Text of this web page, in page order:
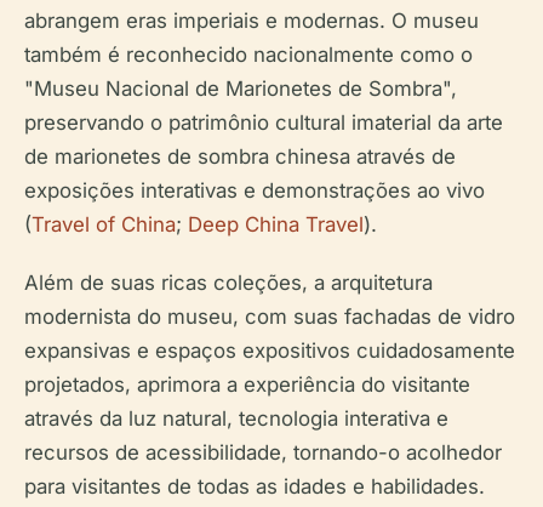
abrangem eras imperiais e modernas. O museu
também é reconhecido nacionalmente como o
"Museu Nacional de Marionetes de Sombra",
preservando o patrimônio cultural imaterial da arte
de marionetes de sombra chinesa através de
exposições interativas e demonstrações ao vivo
(Travel of China; Deep China Travel).
Além de suas ricas coleções, a arquitetura
modernista do museu, com suas fachadas de vidro
expansivas e espaços expositivos cuidadosamente
projetados, aprimora a experiência do visitante
através da luz natural, tecnologia interativa e
recursos de acessibilidade, tornando-o acolhedor
para visitantes de todas as idades e habilidades.